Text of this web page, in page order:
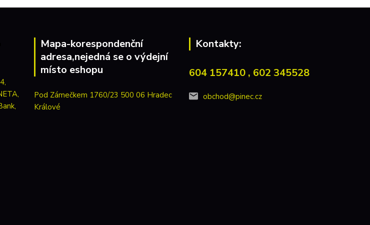
Mapa-korespondenční
adresa,nejedná se o výdejní
místo eshopu
Pod Zámečkem 1760/23 500 06 Hradec
Králové
Kontakty:
604 157410 , 602 345528
obchod@pinec.cz